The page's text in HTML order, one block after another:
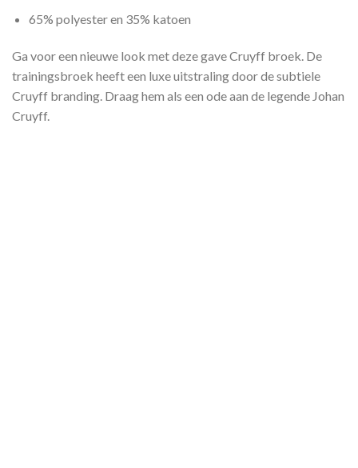
65% polyester en 35% katoen
Ga voor een nieuwe look met deze gave Cruyff broek. De
trainingsbroek heeft een luxe uitstraling door de subtiele
Cruyff branding. Draag hem als een ode aan de legende Johan
Cruyff.